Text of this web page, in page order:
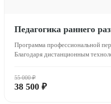
Педагогика раннего
Программа профессиональной
Благодаря дистанционным
55 000 ₽
38 500 ₽